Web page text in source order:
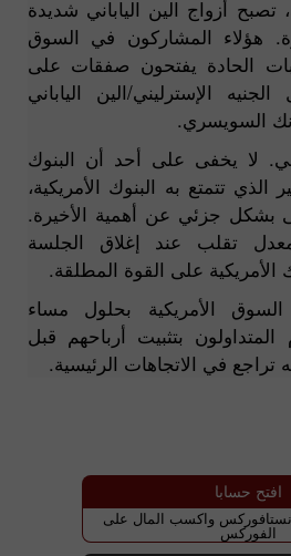
أزواج الين الياباني شديدة
هؤلاء المشاركون في السوق
الحادة يفتحون صفقات على
الإسترليني/الين الياباني
السويسري.
لا يخفى على أحد أن البنوك
الذي تتمتع به البنوك الأمريكية،
بشكل جزئي عن أهمية الأخيرة.
تقلب عند إغلاق الجلسة
الأمريكية على القوة المطلقة.
الأمريكية بحلول مساء
بتثبيت أرباحهم قبل
تراجع في الاتجاهات الرئيسية.
افتح حسابا
واكسب المال على
الفوركس